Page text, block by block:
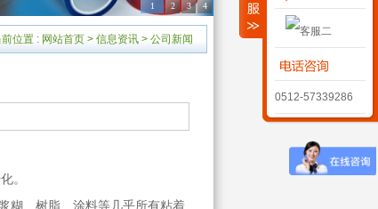
1 2 3 4
前位置 : 网站首页 > 信息资讯 > 公司新闻
,抗老化。
、树脂、涂料等几乎所有粘着
0512-57339286